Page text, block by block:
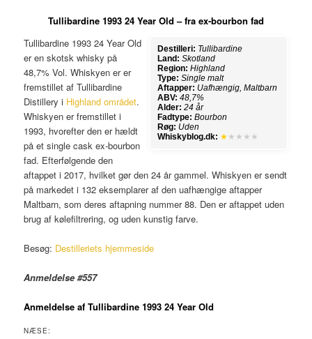
Tullibardine 1993 24 Year Old – fra ex-bourbon fad
Destilleri: Tullibardine
Land: Skotland
Region: Highland
Type: Single malt
Aftapper: Uafhængig, Maltbarn
ABV: 48,7%
Alder: 24 år
Fadtype: Bourbon
Røg: Uden
Whiskyblog.dk: ★ ★★★★
Tullibardine 1993 24 Year Old
er en skotsk whisky på
48,7% Vol. Whiskyen er er
fremstillet af Tullibardine
Distillery i Highland området.
Whiskyen er fremstillet i
1993, hvorefter den er hældt
på et single cask ex-bourbon
fad. Efterfølgende den
aftappet i 2017, hvilket gør den 24 år gammel. Whiskyen er sendt
på markedet i 132 eksemplarer af den uafhængige aftapper
Maltbarn, som deres aftapning nummer 88. Den er aftappet uden
brug af kølefiltrering, og uden kunstig farve.
Besøg: Destilleriets hjemmeside
Anmeldelse #557
Anmeldelse af Tullibardine 1993 24 Year Old
NÆSE: